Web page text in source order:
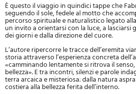
È questo il viaggio in quindici tappe che
seguendo il sole, fedele al motto che
percorso spirituale e naturalistico legato
un invito a orientarsi con la luce, a lasciarsi
dei giorni e dalla direzione del cuore.
L’autore ripercorre le tracce dell’eremita
storia attraverso l’esperienza concreta
«camminando lentamente si ritrova il
bellezza». E tra incontri, silenzi e parole
terra arcaica e misteriosa: dalla natura
costiera alla bellezza ferita dell’interno.